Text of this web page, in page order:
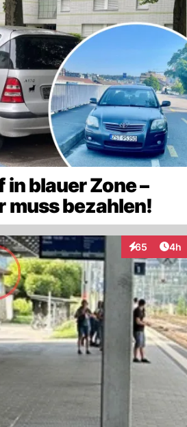
blauer Zone –
muss bezahlen!
65
Interaktionen
4h